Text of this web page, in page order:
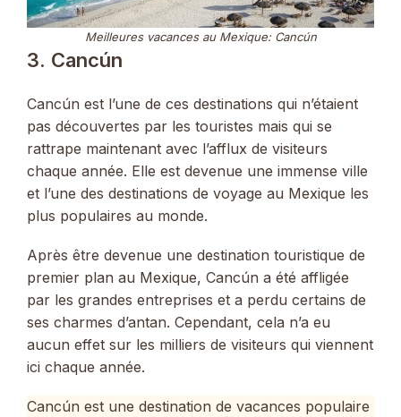
Meilleures vacances au Mexique: Cancún
3. Cancún
Cancún est l’une de ces destinations qui n’étaient
pas découvertes par les touristes mais qui se
rattrape maintenant avec l’afflux de visiteurs
chaque année. Elle est devenue une immense ville
et l’une des destinations de voyage au Mexique les
plus populaires au monde.
Après être devenue une destination touristique de
premier plan au Mexique, Cancún a été affligée
par les grandes entreprises et a perdu certains de
ses charmes d’antan. Cependant, cela n’a eu
aucun effet sur les milliers de visiteurs qui viennent
ici chaque année.
Cancún est une destination de vacances populaire